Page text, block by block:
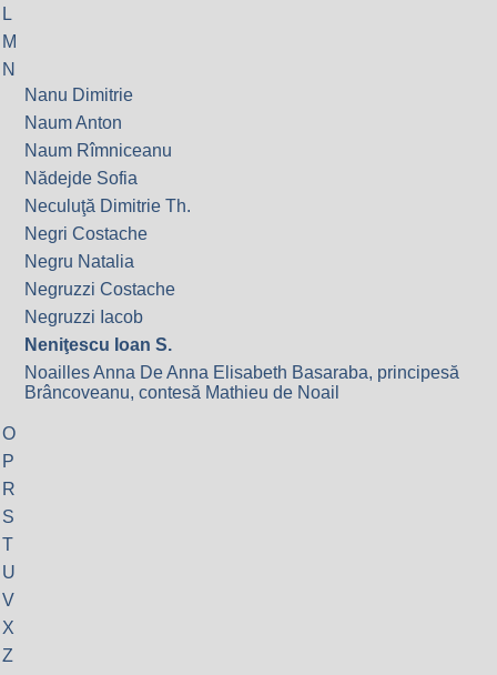
L
M
N
Nanu Dimitrie
Naum Anton
Naum Rîmniceanu
Nădejde Sofia
Neculuţă Dimitrie Th.
Negri Costache
Negru Natalia
Negruzzi Costache
Negruzzi Iacob
Neniţescu Ioan S.
Noailles Anna De Anna Elisabeth Basaraba, principesă
Brâncoveanu, contesă Mathieu de Noail
O
P
R
S
T
U
V
X
Z